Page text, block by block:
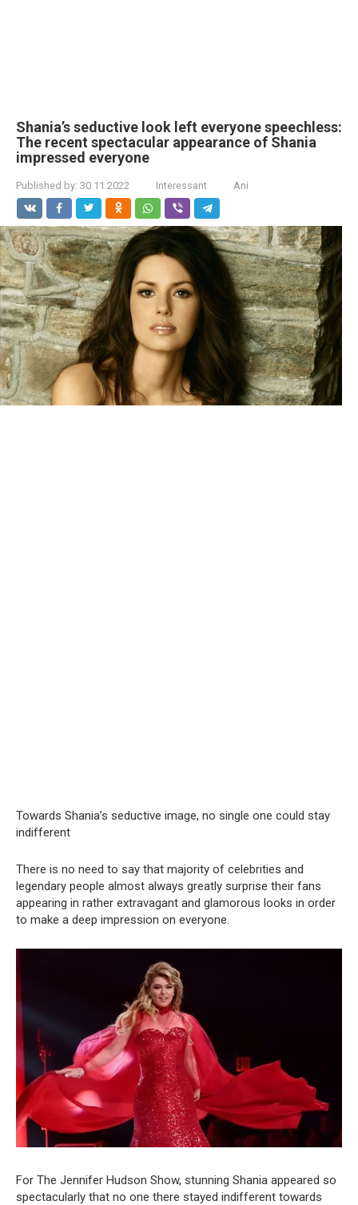
Shania’s seductive look left everyone speechless:
The recent spectacular appearance of Shania
impressed everyone
Published by: 30.11.2022 Interessant Ani
Towards Shania’s seductive image, no single one could stay
indifferent
There is no need to say that majority of celebrities and
legendary people almost always greatly surprise their fans
appearing in rather extravagant and glamorous looks in order
to make a deep impression on everyone.
For The Jennifer Hudson Show, stunning Shania appeared so
spectacularly that no one there stayed indifferent towards